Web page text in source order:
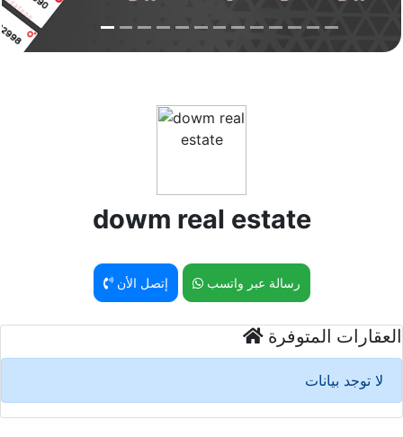
dowm real estate
إتصل الأن رسالة عبر واتسب
العقارات المتوفرة
لا توجد بيانات